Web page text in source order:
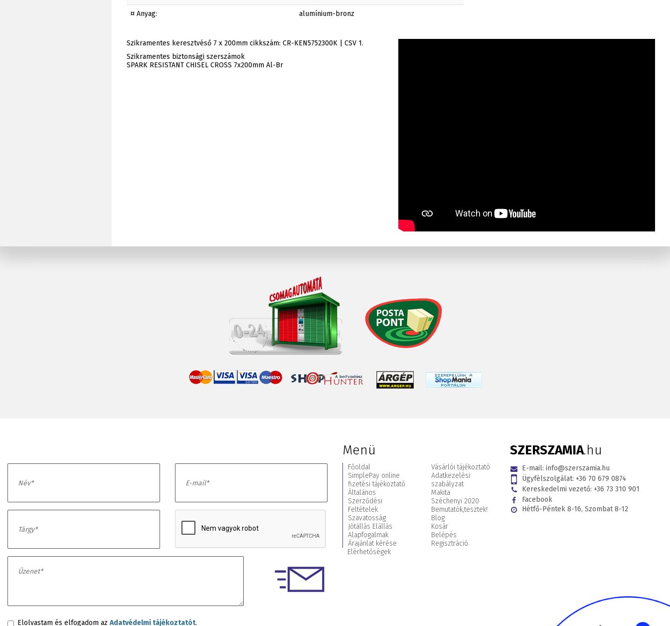
¤ Anyag: alumínium-bronz
Szikramentes keresztvéső 7 x 200mm cikkszám: CR-KEN5752300K | CSV 1.
Szikramentes biztonsági szerszámok
SPARK RESISTANT CHISEL CROSS 7x200mm Al-Br
Elolvastam és elfogadom az Adatvédelmi tájékoztatót.
Menü
Főoldal
SimplePay online
fizetési tájékoztató
Általános
Szerződési
Feltételek
Szavatosság
Jótállás Elállás
Alapfogalmak
Árajánlat kérése
Elérhetőségek
Vásárlói tájékoztató
Adatkezelési
szabályzat
Makita
Széchenyi 2020
Bemutatók,tesztek!
Blog
Kosár
Belépés
Regisztráció
SZERSZAMIA.hu
E-mail: info@szerszamia.hu
Ügyfélszolgálat: +36 70 679 0874
Kereskedelmi vezető: +36 73 310 901
Facebook
Hétfő-Péntek 8-16, Szombat 8-12